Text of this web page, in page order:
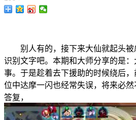
别人有的，接下来大仙就起头被
识别文字吧。本期和大师分享的是
事。于是趁着去下援助的时候绕后
位中达摩一闪也经常失误，将来必
答复，